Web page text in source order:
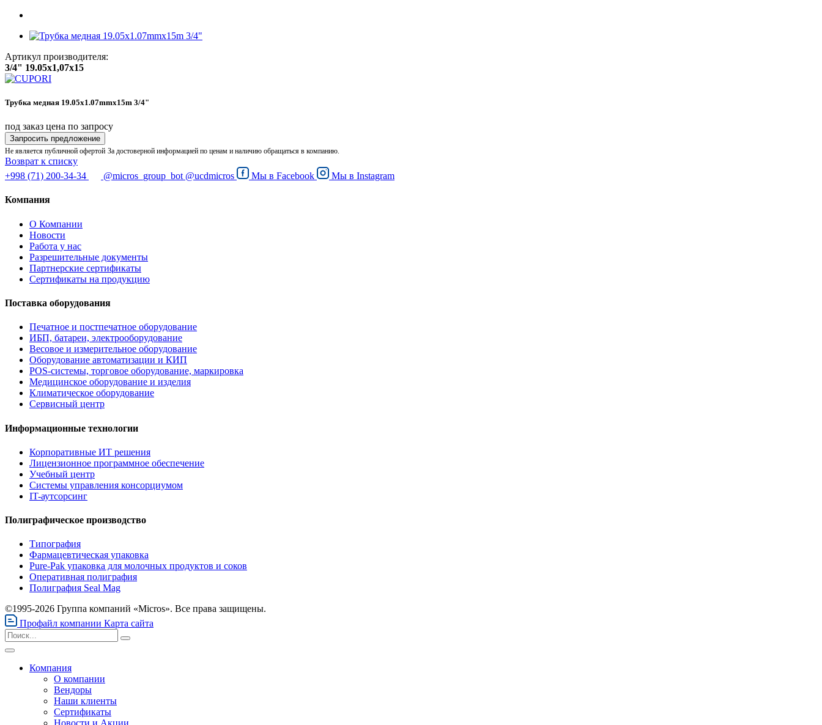
Артикул производителя:
3/4" 19.05x1,07x15
Трубка медная 19.05x1.07mmx15m 3/4"
под заказ цена по запросу
Запросить предложение
Не является публичной офертой За достоверной информацией по ценам и наличию обращаться в компанию.
Возврат к списку
+998 (71) 200-34-34
@micros_group_bot @ucdmicros Мы в Facebook Мы в Instagram
Компания
О Компании
Новости
Работа у нас
Разрешительные документы
Партнерские сертификаты
Сертификаты на продукцию
Поставка оборудования
Печатное и постпечатное оборудование
ИБП, батареи, электрооборудование
Весовое и измерительное оборудование
Оборудование автоматизации и КИП
POS-системы, торговое оборудование, маркировка
Медицинское оборудование и изделия
Климатическое оборудование
Сервисный центр
Информационные технологии
Корпоративные ИТ решения
Лицензионное программное обеспечение
Учебный центр
Системы управления консорциумом
IT-аутсорсинг
Полиграфическое производство
Типография
Фармацевтическая упаковка
Pure-Pak упаковка для молочных продуктов и соков
Оперативная полиграфия
Полиграфия Seal Mag
©1995-2026 Группа компаний «Micros». Все права защищены.
Профайл компании Карта сайта
Компания
О компании
Вендоры
Наши клиенты
Сертификаты